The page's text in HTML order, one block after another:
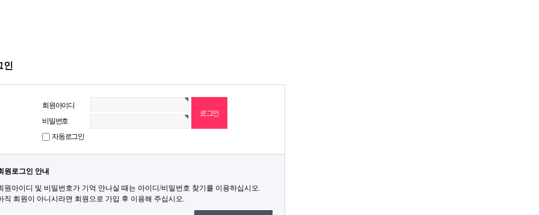
인
회원아이디
비밀번호
자동로그인
원로그인 안내
원아이디 및 비밀번호가 기억 안나실 때는 아이디/비밀번호 찾기를 이용하십시오.
직 회원이 아니시라면 회원으로 가입 후 이용해 주십시오.